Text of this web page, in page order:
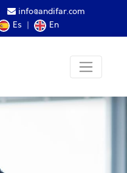
info@andifar.com
Es
En